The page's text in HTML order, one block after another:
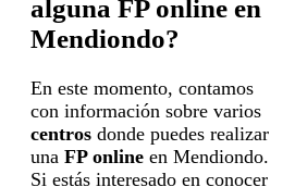
alguna FP online en
Mendiondo?
En este momento, contamos
con información sobre varios
centros donde puedes realizar
una FP online en Mendiondo.
Si estás interesado en conocer